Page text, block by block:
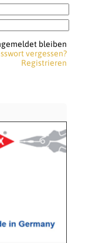
bleiben
vergessen?
Registrieren